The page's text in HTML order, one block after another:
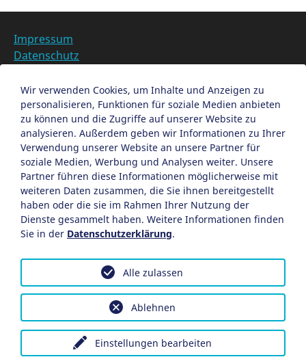
Perlenmarkt
Hotel Elch
Impressum
Datenschutz
Datenschutzeinstellungen anpassen
EN
Ein Projekt der Congress- und Tourismus-Zentrale
Nürnberg
Facebook
X Instagram
Wir verwenden Cookies, um Inhalte und Anzeigen zu
personalisieren, Funktionen für soziale Medien anbieten
zu können und die Zugriffe auf unserer Website zu
analysieren. Außerdem geben wir Informationen zu Ihrer
Verwendung unserer Website an unsere Partner für
soziale Medien, Werbung und Analysen weiter. Unsere
Partner führen diese Informationen möglicherweise mit
weiteren Daten zusammen, die Sie ihnen bereitgestellt
haben oder die sie im Rahmen Ihrer Nutzung der
Dienste gesammelt haben. Weitere Informationen finden
Sie in der Datenschutzerklärung.
Einstellungen bearbeiten
Ablehnen
Alle zulassen